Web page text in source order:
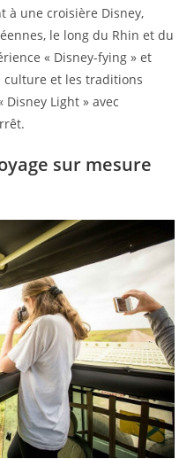
à une croisière Disney,
le long du Rhin et du
« Disney-fying » et
culture et les traditions
Disney Light » avec
sur mesure